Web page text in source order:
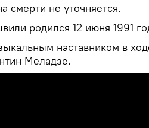
смерти не уточняется.
родился 12 июня 1991
наставником в
Меладзе.